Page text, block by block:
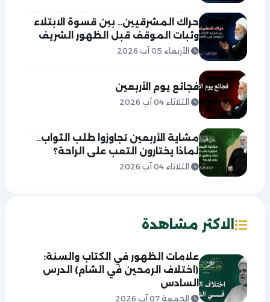
حراك المشرقيين.. بين قسوة الابتلاء
وثبات الموقف قبل الظهور الشريف
الأربعاء 05 آب 2026
فجائع يوم الأربعين
الثلاثاء 04 آب 2026
مشاية الأربعين تجاوزوا طلب الثواب..
لماذا يختارون التعب على الراحة؟
الثلاثاء 04 آب 2026
الاكثر مشاهدة
علامات الظهور في الكتاب والسنة:
(اختلاف الرمحين في الشام) الدرس
السادس
الجمعة 07 آب 2026